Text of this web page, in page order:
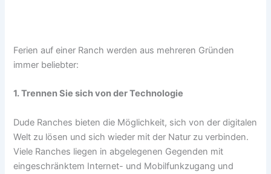
Ferien auf einer Ranch werden aus mehreren Gründen
immer beliebter:
1. Trennen Sie sich von der Technologie
Dude Ranches bieten die Möglichkeit, sich von der digitalen
Welt zu lösen und sich wieder mit der Natur zu verbinden.
Viele Ranches liegen in abgelegenen Gegenden mit
eingeschränktem Internet- und Mobilfunkzugang und